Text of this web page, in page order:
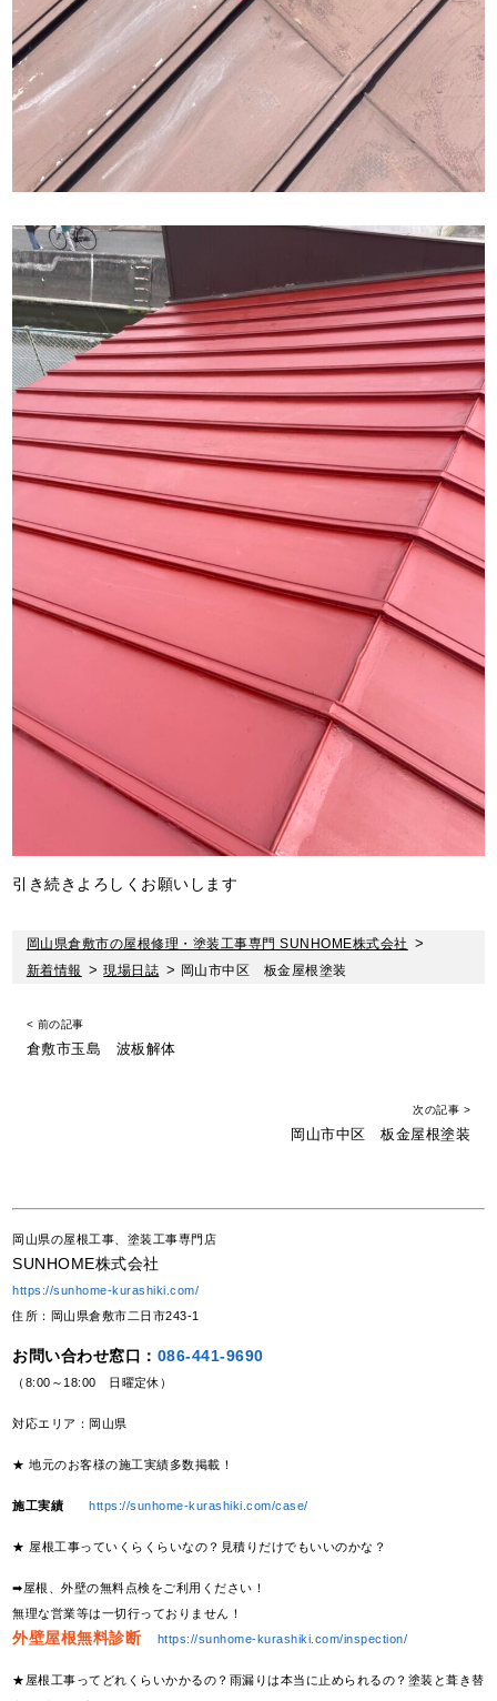
引き続きよろしくお願いします
岡山県倉敷市の屋根修理・塗装工事専門 SUNHOME株式会社 >
新着情報 >現場日誌 > 岡山市中区 板金屋根塗装
< 前の記事
倉敷市玉島 波板解体
次の記事 >
岡山市中区 板金屋根塗装
岡山県の屋根工事、塗装工事専門店
SUNHOME株式会社
https://sunhome-kurashiki.com/
住所：岡山県倉敷市二日市243-1
お問い合わせ窓口： 086-441-9690
（8:00～18:00 日曜定休）
対応エリア：岡山県
★ 地元のお客様の施工実績多数掲載！
施工実績 https://sunhome-kurashiki.com/case/
★ 屋根工事っていくらくらいなの？見積りだけでもいいのかな？
➡屋根、外壁の無料点検をご利用ください！
無理な営業等は一切行っておりません！
外壁屋根無料診断 https://sunhome-kurashiki.com/inspection/
★屋根工事ってどれくらいかかるの？雨漏りは本当に止められるの？塗装と葺き替